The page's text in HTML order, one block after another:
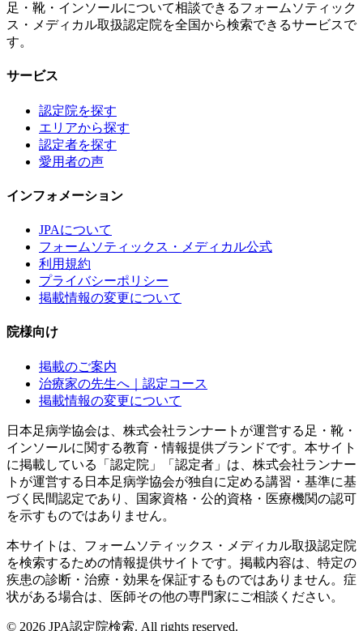
足・靴・インソールについて相談できるフォームソティック
ス・メディカル取扱認定院を全国から検索できるサービスで
す。
サービス
認定院を探す
エリアから探す
認定者を探す
愛用者の声
インフォメーション
JPAについて
フォームソティックス・メディカル公式
利用規約
プライバシーポリシー
掲載情報の変更について
院様向け
掲載のご案内
治療家の先生へ｜認定コース
掲載情報の変更について
日本足病学協会は、株式会社ランナートが運営する足・靴・
インソールに関する教育・情報提供ブランドです。本サイト
に掲載している「認定院」「認定者」は、株式会社ランナー
トが運営する日本足病学協会が独自に定める講習・基準に基
づく民間認定であり、国家資格・公的資格・医療機関の認可
を示すものではありません。
本サイトは、フォームソティックス・メディカル取扱認定院
を検索するための情報提供サイトです。掲載内容は、特定の
疾患の診断・治療・効果を保証するものではありません。症
状がある場合は、医師その他の専門家にご相談ください。
© 2026 JPA認定院検索. All rights reserved.